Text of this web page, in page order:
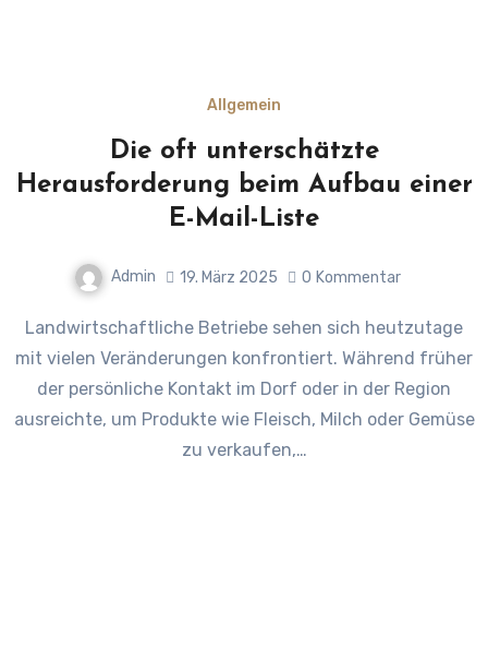
Allgemein
Die oft unterschätzte
Herausforderung beim Aufbau einer
E-Mail-Liste
Admin 19. März 2025 0 Kommentar
Landwirtschaftliche Betriebe sehen sich heutzutage
mit vielen Veränderungen konfrontiert. Während früher
der persönliche Kontakt im Dorf oder in der Region
ausreichte, um Produkte wie Fleisch, Milch oder Gemüse
zu verkaufen,…